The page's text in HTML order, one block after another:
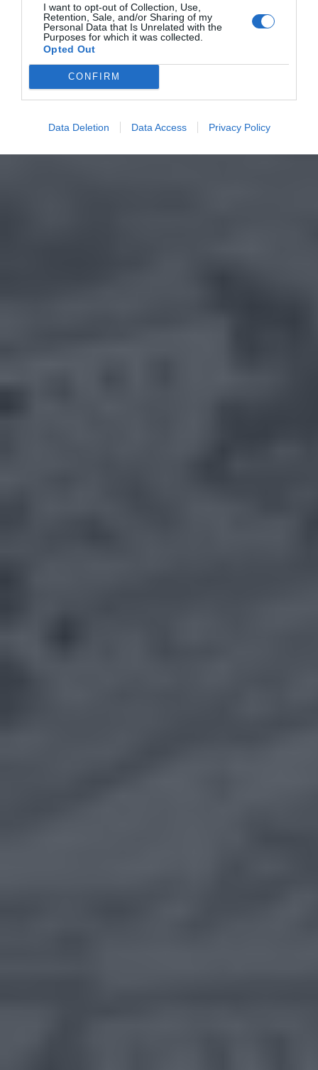
I want to opt-out of Collection, Use,
Retention, Sale, and/or Sharing of my
Personal Data that Is Unrelated with the
Purposes for which it was collected.
Opted Out
CONFIRM
Data Deletion Data Access Privacy Policy